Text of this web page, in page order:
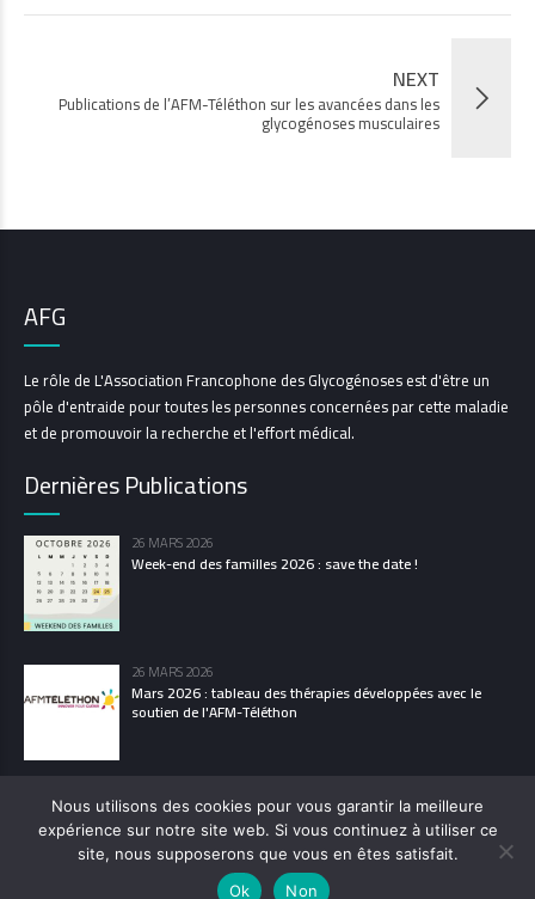
NEXT
Publications de l’AFM-Téléthon sur les avancées dans les
glycogénoses musculaires
AFG
Le rôle de L'Association Francophone des Glycogénoses est d'être un
pôle d'entraide pour toutes les personnes concernées par cette maladie
et de promouvoir la recherche et l'effort médical.
Dernières Publications
26 MARS 2026
Week-end des familles 2026 : save the date !
26 MARS 2026
Mars 2026 : tableau des thérapies développées avec le
soutien de l'AFM-Téléthon
© 2021 L’Association Francophone des Glycogénoses
MENTIONS LÉGALES
Nous utilisons des cookies pour vous garantir la meilleure
expérience sur notre site web. Si vous continuez à utiliser ce
site, nous supposerons que vous en êtes satisfait.
Ok
Non